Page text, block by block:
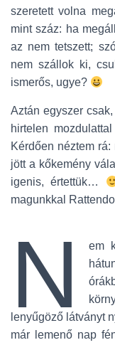
szeretett volna
mint száz: ha
az nem tetszett;
nem szállok ki,
ismerős, ugye?
Aztán egyszer
hirtelen
Kérdően néztem
jött a kőkemény
igenis, értettük…
magunkkal
N
em
lenyűgöző látványt
már lemenő nap